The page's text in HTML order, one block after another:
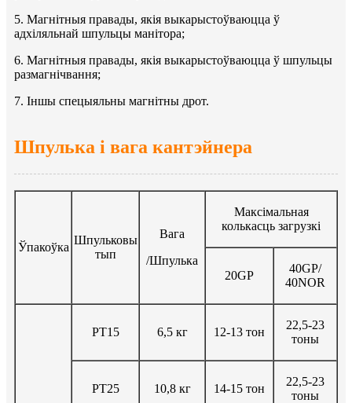
5. Магнітныя правады, якія выкарыстоўваюцца ў
адхіляльнай шпульцы манітора;
6. Магнітныя правады, якія выкарыстоўваюцца ў шпульцы
размагнічвання;
7. Іншы спецыяльны магнітны дрот.
Шпулька і вага кантэйнера
Ўпакоўка
Шпульковы
тып
Вага
/Шпулька
Максімальная
колькасць загрузкі
20GP
40GP/
40NOR
PT15 6,5 кг 12-13 тон
22,5-23
тоны
PT25 10,8 кг 14-15 тон
22,5-23
тоны